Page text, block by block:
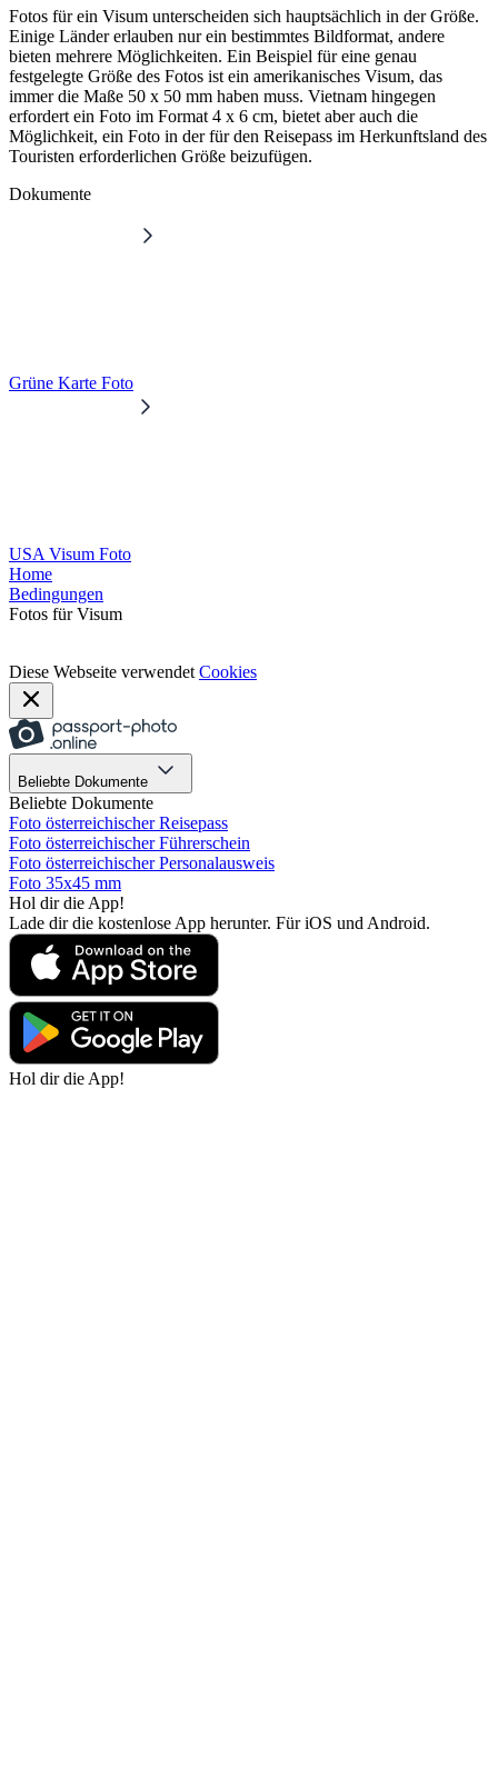
Fotos für ein Visum unterscheiden sich hauptsächlich in der Größe.
Einige Länder erlauben nur ein bestimmtes Bildformat, andere
bieten mehrere Möglichkeiten. Ein Beispiel für eine genau
festgelegte Größe des Fotos ist ein amerikanisches Visum, das
immer die Maße 50 x 50 mm haben muss. Vietnam hingegen
erfordert ein Foto im Format 4 x 6 cm, bietet aber auch die
Möglichkeit, ein Foto in der für den Reisepass im Herkunftsland des
Touristen erforderlichen Größe beizufügen.
Dokumente
Grüne Karte Foto
USA Visum Foto
Home
Bedingungen
Fotos für Visum
Diese Webseite verwendet Cookies
Beliebte Dokumente
Beliebte Dokumente
Foto österreichischer Reisepass
Foto österreichischer Führerschein
Foto österreichischer Personalausweis
Foto 35x45 mm
Hol dir die App!
Lade dir die kostenlose App herunter. Für iOS und Android.
Hol dir die App!